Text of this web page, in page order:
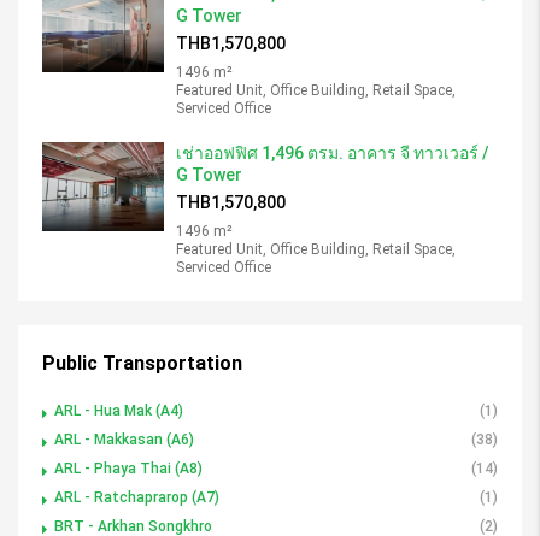
G Tower
THB1,570,800
1496 m²
Featured Unit, Office Building, Retail Space,
Serviced Office
เช่าออฟฟิศ 1,496 ตรม. อาคาร จี ทาวเวอร์ /
G Tower
THB1,570,800
1496 m²
Featured Unit, Office Building, Retail Space,
Serviced Office
Public Transportation
ARL - Hua Mak (A4)
(1)
ARL - Makkasan (A6)
(38)
ARL - Phaya Thai (A8)
(14)
ARL - Ratchaprarop (A7)
(1)
BRT - Arkhan Songkhro
(2)